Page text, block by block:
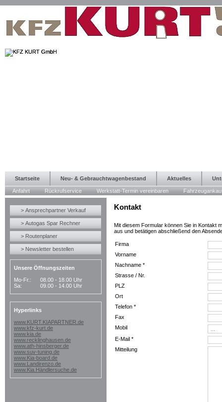
Startseite Neu- & Gebrauchtwagenbestand Aktuelles
Anfahrt Rückrufservice Werkstatt-Termin vereinbaren
> Ansprechpartner Verkauf
> Autogas Spar Rechner
> Routenplaner
> Newsletter bestellen
Unsere Öffnungszeiten
Mo-Fr.:
08.00 - 18.00 Uhr
Sa:
09.00 - 14.00 Uhr
Hyperlinks
www.KURT.KIAPARTNER.de
www.kfz-kurt.de
www.kia.de
www.recklinghausen.de
www.ath-hinsberger.de
www.suv-tuning.de
www.Kia-board.de
www.Landirenzo.de
www.Kia.Händlersuche.de
Kontakt
Mit diesem Formular können Sie in Kontakt
aus und betätigen abschließend den
Firma
Vorname
Nachname *
Strasse / Nr.
PLZ
Ort
Telefon *
Fax
Mobil
E-Mail *
Mitteilung